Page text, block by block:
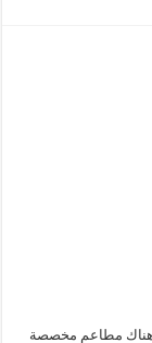
وهناك مطاعم مخصصة